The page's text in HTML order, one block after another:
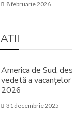
8 februarie 2026
America de Sud,
vedetă a vacanțelor
2026
31 decembrie 2025